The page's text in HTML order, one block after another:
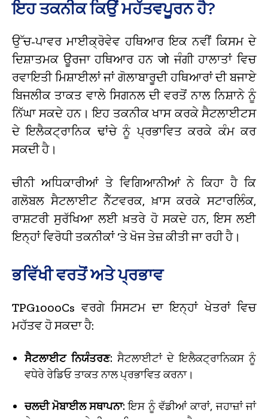
ਇਹ ਤਕਨੀਕ ਕਿਉਂ ਮਹੱਤਵਪੂਰਨ ਹੈ?
ਉੱਚ-ਪਾਵਰ ਮਾਈਕ੍ਰੋਵੇਵ ਹਥਿਆਰ ਇਕ ਨਵੀਂ ਕਿਸਮ ਦੇ
ਦਿਸ਼ਾਤਮਕ ਊਰਜਾ ਹਥਿਆਰ ਹਨ जो ਜੰਗੀ ਹਾਲਾਤਾਂ ਵਿਚ
ਰਵਾਇਤੀ ਮਿਸ਼ਾਈਲਾਂ ਜਾਂ ਗੋਲਾਬਾਰੂਦੀ ਹਥਿਆਰਾਂ ਦੀ ਬਜਾਏ
ਬਿਜਲੀਕ ਤਾਕਤ ਵਾਲੇ ਸਿਗਨਲ ਦੀ ਵਰਤੋਂ ਨਾਲ ਨਿਸ਼ਾਨੇ ਨੂੰ
ਨਿੱਘਾ ਸਕਦੇ ਹਨ। ਇਹ ਤਕਨੀਕ ਖਾਸ ਕਰਕੇ ਸੈਟਲਾਈਟਸ
ਦੇ ਇਲੈਕਟ੍ਰਾਨਿਕ ਢਾਂਚੇ ਨੂੰ ਪ੍ਰਭਾਵਿਤ ਕਰਕੇ ਕੰਮ ਕਰ
ਸਕਦੀ ਹੈ।
ਚੀਨੀ ਅਧਿਕਾਰੀਆਂ ਤੇ ਵਿਗਿਆਨੀਆਂ ਨੇ ਕਿਹਾ ਹੈ ਕਿ
ਗਲੋਬਲ ਸੈਟਲਾਈਟ ਨੈੱਟਵਰਕ, ਖ਼ਾਸ ਕਰਕੇ ਸਟਾਰਲਿੰਕ,
ਰਾਸ਼ਟਰੀ ਸੁਰੱਖਿਆ ਲਈ ਖ਼ਤਰੇ ਹੋ ਸਕਦੇ ਹਨ, ਇਸ ਲਈ
ਇਨ੍ਹਾਂ ਵਿਰੋਧੀ ਤਕਨੀਕਾਂ ‘ਤੇ ਖੋਜ ਤੇਜ਼ ਕੀਤੀ ਜਾ ਰਹੀ ਹੈ।
ਭਵਿੱਖੀ ਵਰਤੋਂ ਅਤੇ ਪ੍ਰਭਾਵ
TPG1000Cs ਵਰਗੇ ਸਿਸਟਮ ਦਾ ਇਨ੍ਹਾਂ ਖੇਤਰਾਂ ਵਿਚ
ਮਹੱਤਵ ਹੋ ਸਕਦਾ ਹੈ:
ਸੈਟਲਾਈਟ ਨਿਯੰਤਰਣ: ਸੈਟਲਾਈਟਾਂ ਦੇ ਇਲੈਕਟ੍ਰਾਨਿਕਸ ਨੂੰ
ਵਧੇਰੇ ਰੇਡਿਓ ਤਾਕਤ ਨਾਲ ਪ੍ਰਭਾਵਿਤ ਕਰਨਾ।
ਚਲਦੀ ਮੋਬਾਈਲ ਸਥਾਪਨਾ: ਇਸ ਨੂੰ ਵੱਡੀਆਂ ਕਾਰਾਂ, ਜਹਾਜ਼ਾਂ ਜਾਂ